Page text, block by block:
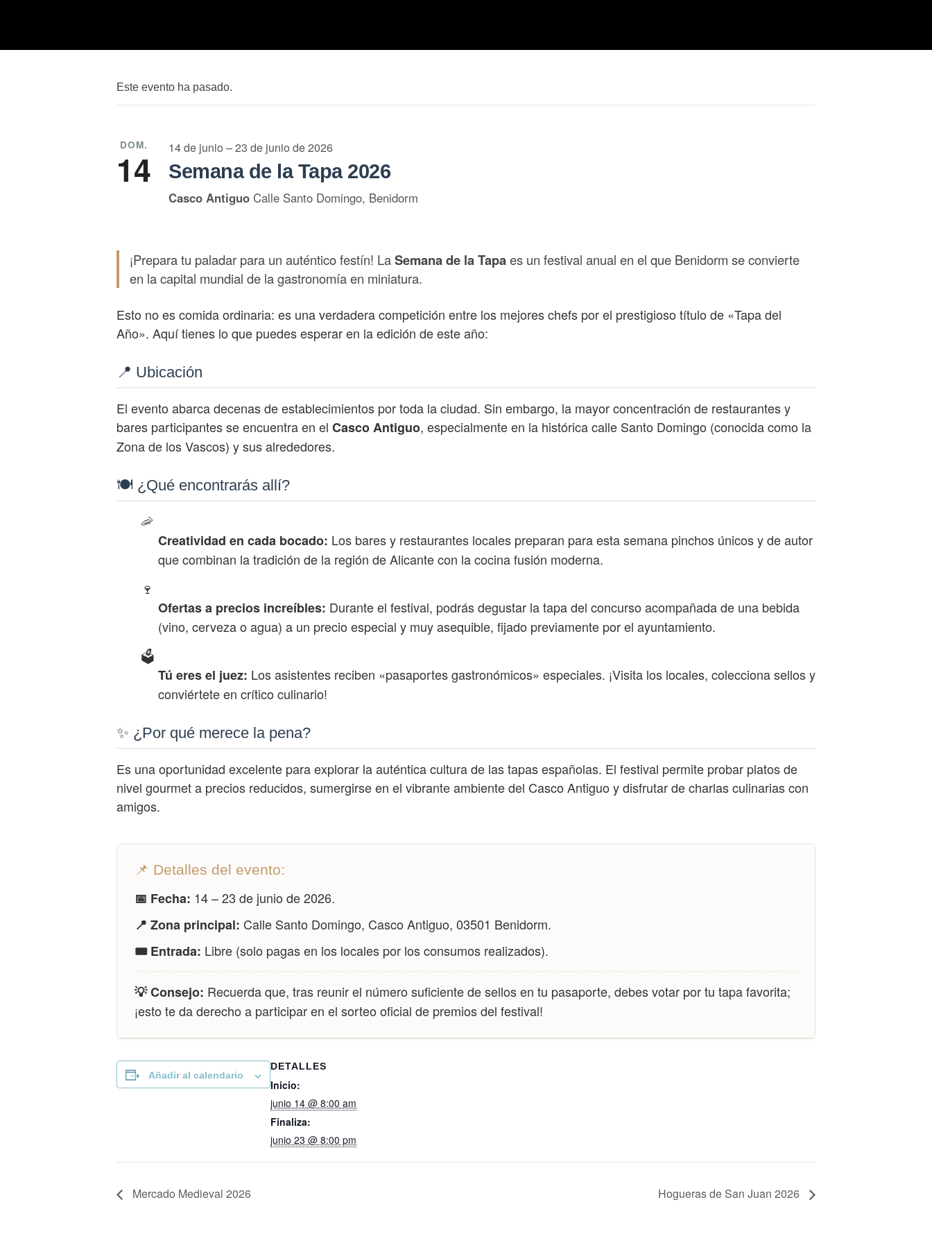
Este evento ha pasado.
DOM.
14 14 de junio – 23 de junio de 2026
Semana de la Tapa 2026
Casco Antiguo Calle Santo Domingo, Benidorm
¡Prepara tu paladar para un auténtico festín! LaSemana de la Tapaes un festival anual en el que Benidorm se convierte
en la capital mundial de la gastronomía en miniatura.
Esto no es comida ordinaria: es una verdadera competición entre los mejores chefs por el prestigioso título de «Tapa del
Año». Aquí tienes lo que puedes esperar en la edición de este año:
📍 Ubicación
El evento abarca decenas de establecimientos por toda la ciudad. Sin embargo, la mayor concentración de restaurantes y
bares participantes se encuentra en el Casco Antiguo, especialmente en la histórica calle Santo Domingo (conocida como la
Zona de los Vascos) y sus alrededores.
🍽️ ¿Qué encontrarás allí?
🦐
Creatividad en cada bocado: Los bares y restaurantes locales preparan para esta semana pinchos únicos y de autor
que combinan la tradición de la región de Alicante con la cocina fusión moderna.
🍷
Ofertas a precios increíbles: Durante el festival, podrás degustar la tapa del concurso acompañada de una bebida
(vino, cerveza o agua) a un precio especial y muy asequible, fijado previamente por el ayuntamiento.
🗳️
Tú eres el juez: Los asistentes reciben «pasaportes gastronómicos» especiales. ¡Visita los locales, colecciona sellos y
conviértete en crítico culinario!
✨ ¿Por qué merece la pena?
Es una oportunidad excelente para explorar la auténtica cultura de las tapas españolas. El festival permite probar platos de
nivel gourmet a precios reducidos, sumergirse en el vibrante ambiente del Casco Antiguo y disfrutar de charlas culinarias con
amigos.
📌 Detalles del evento:
📅 Fecha: 14 – 23 de junio de 2026.
📍 Zona principal: Calle Santo Domingo, Casco Antiguo, 03501 Benidorm.
🎟️ Entrada: Libre (solo pagas en los locales por los consumos realizados).
💡 Consejo: Recuerda que, tras reunir el número suficiente de sellos en tu pasaporte, debes votar por tu tapa favorita;
¡esto te da derecho a participar en el sorteo oficial de premios del festival!
Añadir al calendario
DETALLES
Inicio:
junio 14 @ 8:00 am
Finaliza:
junio 23 @ 8:00 pm
Mercado Medieval 2026 Hogueras de San Juan 2026